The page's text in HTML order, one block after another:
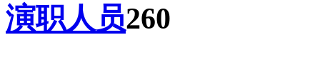
演职人员260